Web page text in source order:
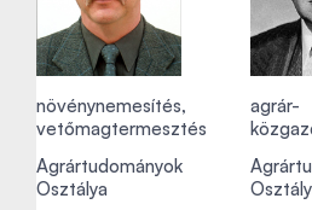
növénynemesítés,
vetőmagtermesztés
Agrártudományok
Osztálya
agrár-